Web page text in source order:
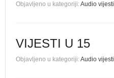
Objavljeno u kategoriji:Audio vijesti
VIJESTI U 15
Objavljeno u kategoriji:Audio vijesti